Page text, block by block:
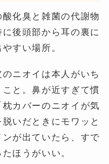
化臭と雑菌の代謝物
後頭部から耳の裏に
すい場所。
ニオイは本人がいち
と。鼻が近すぎて慣
カバーのニオイが気
いだときにモワッと
が出ていたら、すで
ほうがいい。